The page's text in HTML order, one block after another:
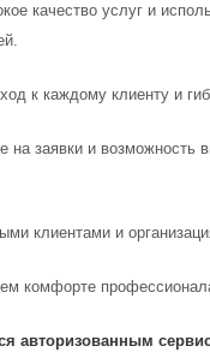
качество услуг и
к каждому клиенту и
на заявки и возможность
клиентами и
комфорте
авторизованным